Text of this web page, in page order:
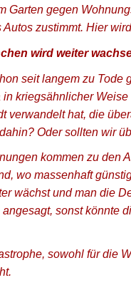
Garten gegen
zustimmt. Hier
wird weiter
seit langem zu
in kriegsähnlicher
verwandelt hat, die
Oder sollten wir
kommen zu den
wo massenhaft
wächst und man die
sonst könnte
sowohl für die